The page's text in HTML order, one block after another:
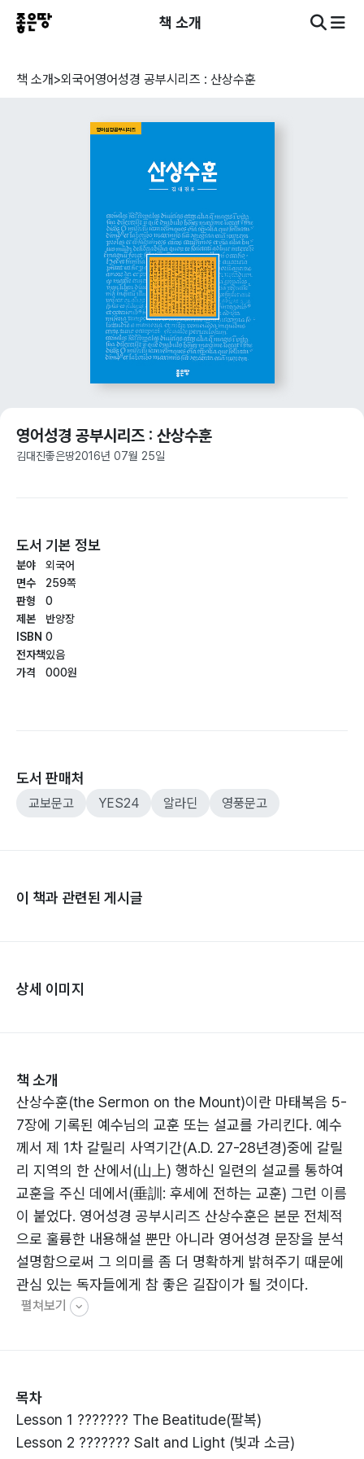
책 소개
책 소개>외국어영어성경 공부시리즈 : 산상수훈
영어성경 공부시리즈 : 산상수훈
김대진좋은땅2016년 07월 25일
도서 기본 정보
분야
면수
판형
제본
ISBN
전자책
가격
외국어
259쪽
0
반양장
0
있음
000원
도서 판매처
교보문고 YES24 알라딘 영풍문고
이 책과 관련된 게시글
상세 이미지
책 소개
산상수훈(the Sermon on the Mount)이란 마태복음 5-
7장에 기록된 예수님의 교훈 또는 설교를 가리킨다. 예수
께서 제 1차 갈릴리 사역기간(A.D. 27-28년경)중에 갈릴
리 지역의 한 산에서(山上) 행하신 일련의 설교를 통하여
교훈을 주신 데에서(垂訓: 후세에 전하는 교훈) 그런 이름
이 붙었다. 영어성경 공부시리즈 산상수훈은 본문 전체적
으로 훌륭한 내용해설 뿐만 아니라 영어성경 문장을 분석
설명함으로써 그 의미를 좀 더 명확하게 밝혀주기 때문에
관심 있는 독자들에게 참 좋은 길잡이가 될 것이다.
펼쳐보기
목차
Lesson 1 ??????? The Beatitude(팔복)
Lesson 2 ??????? Salt and Light (빛과 소금)